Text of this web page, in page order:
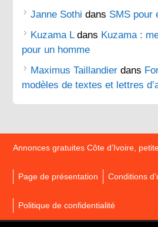
Janne Sothi dans SMS pour
Kuzama Ldans Kuzama :
pour un homme
Maximus Taillandier dans
modèles de textes et lettres
Annonces gratuites Côte d’Ivoire,
Page de présentation Conditions
Politique de confidentialité